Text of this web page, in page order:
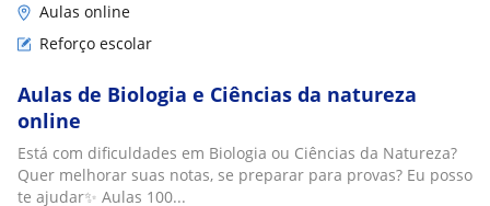
Aulas online
Reforço escolar
Aulas de Biologia e Ciências da natureza
online
Está com dificuldades em Biologia ou Ciências da Natureza?
Quer melhorar suas notas, se preparar para provas? Eu posso
te ajudar✨ Aulas 100...